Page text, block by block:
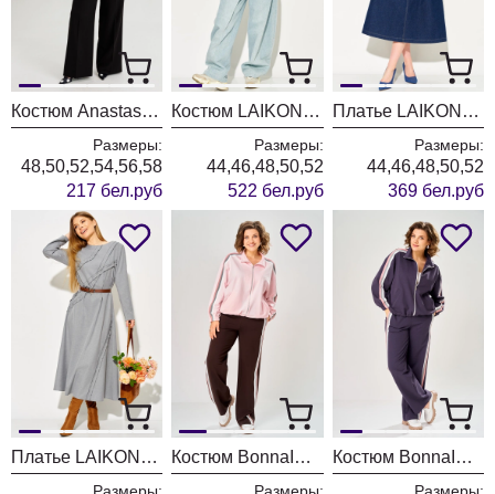
Костюм Anastasia 1392 черно-белый
Размеры:
48,50,52,54,56,58
217 бел.руб
Костюм LAIKONY L-874 голубой
Размеры:
44,46,48,50,52
522 бел.руб
Платье LAIKONY L-494 темно- синий
Размеры:
44,46,48,50,52
369 бел.руб
Платье LAIKONY L-194 серый Костюм BonnaImage 1066/2 розовый Костюм BonnaImage 1066/1 серо-фиолетовый